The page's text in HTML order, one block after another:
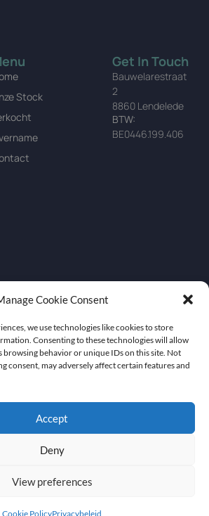
Cookie Consent
we use technologies like cookies to store
Consenting to these technologies will allow
browsing behavior or unique IDs on this site. Not
consent, may adversely affect certain features and
Accept
Deny
View preferences
Cookie PolicyPrivacybeleid
Stock
Get In Touch
Bauwelarestraat
2
8860 Lendelede
BTW:
BE0446.199.406
Website by